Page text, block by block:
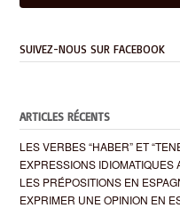
SUIVEZ-NOUS SUR FACEBOOK
ARTICLES RÉCENTS
LES VERBES “HABER” ET
EXPRESSIONS IDIOMATIQUES
LES PRÉPOSITIONS EN
EXPRIMER UNE OPINION EN